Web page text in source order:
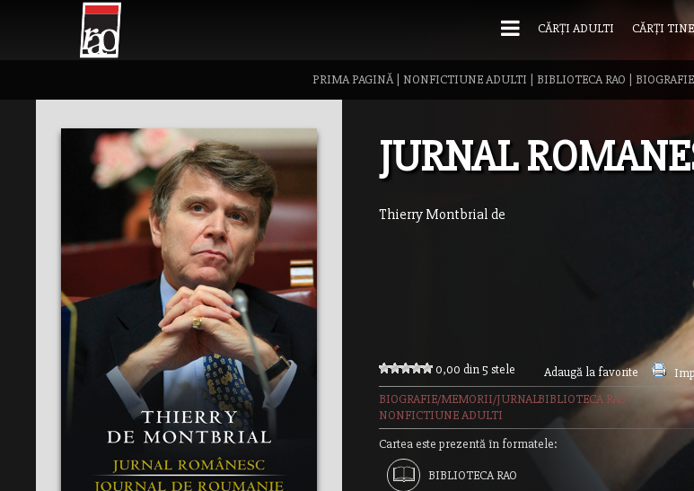
CĂRȚI ADULTI CĂRȚI
PRIMA PAGINĂ| NONFICTIUNE ADULTI BIBLIOTECA RAO
JURNAL
Thierry Montbrial de
0,00 din 5 stele Adaugă la favorite
BIOGRAFIE/MEMORII/JURNALBIBLIOTECA RAO
NONFICTIUNE ADULTI
Cartea este prezentă în formatele:
BIBLIOTECA RAO